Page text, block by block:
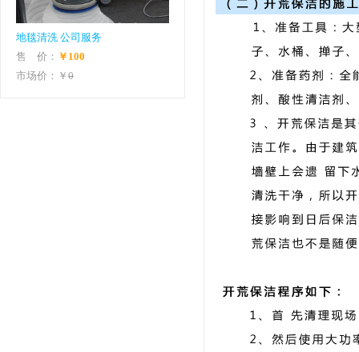
地毯清洗 公司服务
售 价： ￥100
市场价：￥ 0